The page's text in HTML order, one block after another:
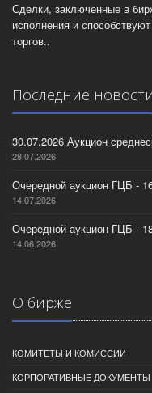
Сделки, заключенные в
исполнения и
торгов..
Последние новости
30.07.2026 Аукцион
28.07.2026
Очередной аукцион ГЦБ -
14.07.2026
Очередной аукцион ГЦБ -
14.06.2026
О бирже
КОМИТЕТЫ И КОМИССИИ
КОРПОРАТИВНЫЕ ДОКУМЕНТЫ